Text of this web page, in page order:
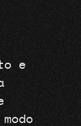
e